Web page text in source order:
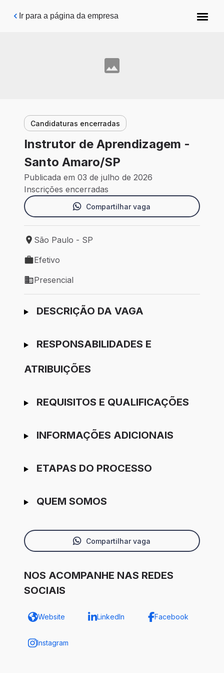
Pular para o conteúdo principal
Ir para a página da empresa
Candidaturas encerradas
Instrutor de Aprendizagem -
Santo Amaro/SP
Publicada em 03 de julho de 2026
Inscrições encerradas
Compartilhar vaga
Local de trabalho: São Paulo - SP
São Paulo - SP
Tipo de vaga: Efetivo
Efetivo
Modelo de trabalho: Presencial
Presencial
Ir para candidatura
DESCRIÇÃO DA VAGA
RESPONSABILIDADES E
ATRIBUIÇÕES
REQUISITOS E QUALIFICAÇÕES
INFORMAÇÕES ADICIONAIS
ETAPAS DO PROCESSO
QUEM SOMOS
Compartilhar vaga
NOS ACOMPANHE NAS REDES
SOCIAIS
Website LinkedIn Facebook
Instagram